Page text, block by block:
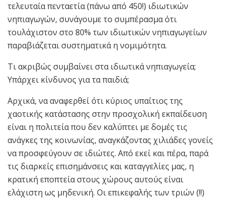
τελευταία πενταετία (πάνω από 450!) ιδιωτικών
νηπιαγωγών, συνάγουμε το συμπέρασμα ότι
τουλάχιστον στο 80% των ιδιωτικών νηπιαγωγείων
παραβιάζεται συστηματικά η νομιμότητα.
Τι ακριβώς συμβαίνει στα ιδιωτικά νηπιαγωγεία;
Υπάρχει κίνδυνος για τα παιδιά;
Αρχικά, να αναφερθεί ότι κύριος υπαίτιος της
χαοτικής κατάστασης στην προσχολική εκπαίδευση
είναι η πολιτεία που δεν καλύπτει με δομές τις
ανάγκες της κοινωνίας, αναγκάζοντας χιλιάδες γονείς
να προσφεύγουν σε ιδιώτες. Από εκεί και πέρα, παρά
τις διαρκείς επισημάνσεις και καταγγελίες μας, η
κρατική εποπτεία στους χώρους αυτούς είναι
ελάχιστη ως μηδενική. Οι επικεφαλής των τριών (!!)